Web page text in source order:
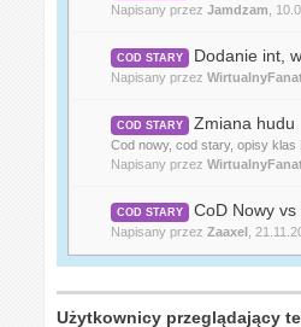
Napisany przezJamdzam ,
COD STARY Dodanie int,
Napisany przez
COD STARY Zmiana hudu
Cod nowy, cod stary, opisy klas
Napisany przez
COD STARY CoD Nowy
Napisany przezZaaxel ,
Użytkownicy przeglądający